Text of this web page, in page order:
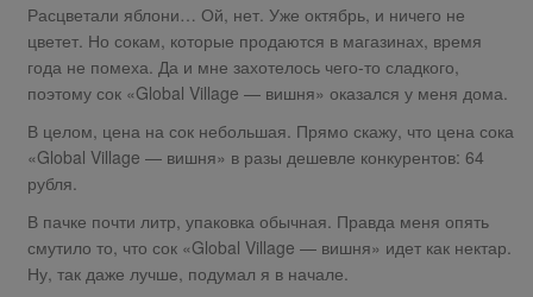
Расцветали яблони… Ой, нет. Уже октябрь, и ничего не
цветет. Но сокам, которые продаются в магазинах, время
года не помеха. Да и мне захотелось чего-то сладкого,
поэтому сок «Global Village — вишня» оказался у меня дома.
В целом, цена на сок небольшая. Прямо скажу, что цена сока
«Global Village — вишня» в разы дешевле конкурентов: 64
рубля.
В пачке почти литр, упаковка обычная. Правда меня опять
смутило то, что сок «Global Village — вишня» идет как нектар.
Ну, так даже лучше, подумал я в начале.